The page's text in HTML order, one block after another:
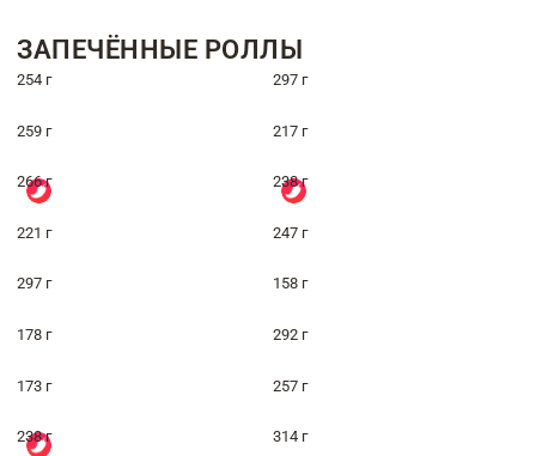
ЗАПЕЧЁННЫЕ РОЛЛЫ
254 г 297 г
259 г 217 г
266 г 238 г
221 г 247 г
297 г 158 г
178 г 292 г
173 г 257 г
238 г 314 г